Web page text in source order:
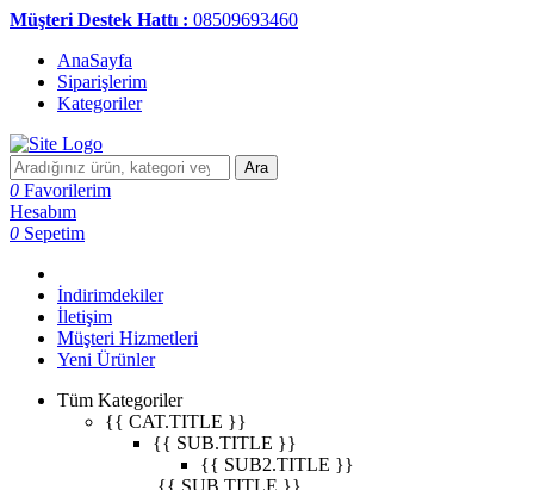
Müşteri Destek Hattı : 08509693460
AnaSayfa
Siparişlerim
Kategoriler
Ara
0 Favorilerim
Hesabım
0 Sepetim
İndirimdekiler
İletişim
Müşteri Hizmetleri
Yeni Ürünler
Tüm Kategoriler
{{ CAT.TITLE }}
{{ SUB.TITLE }}
{{ SUB2.TITLE }}
{{ SUB.TITLE }}